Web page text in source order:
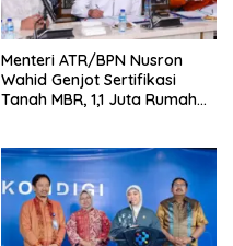
Menteri ATR/BPN Nusron
Wahid Genjot Sertifikasi
Tanah MBR, 1,1 Juta Rumah